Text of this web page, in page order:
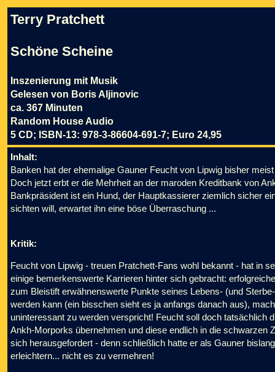
Terry Pratchett
Schöne Scheine
Inszenierung mit Musik
Gelesen von Boris Aljinovic
ca. 367 Minuten
Random House Audio
5 CD; ISBN-13: 978-3-86604-691-7; Euro 24,95
Inhalt:
Banken hat der ehemalige Gauner Feucht von Lipwig bisher
Doch jetzt erbt er die Mehrheit an der maroden Kreditbank von
Bankpräsident ist ein Hund, der Hauptkassierer ziemlich sicher
sichten will, erwartet ihn eine böse Überraschung ...
Kritik:
Feucht von Lipwig - treuen Pratchett-Fans wohl bekannt - hat in
einige bemerkenswerte Karrieren hinter sich gebracht:
zum Bleistift erwähnenswerte Punkte seines Lebens- (und
werden kann (ein bisschen sieht es ja anfangs danach aus),
uninteressant zu werden verspricht! Feucht soll doch tatsächlich
Ankh-Morporks übernehmen und diese endlich in die schwarzen
sich herausgefordert - denn schließlich hatte er als Gauner
erleichtern... nicht es zu vermehren!